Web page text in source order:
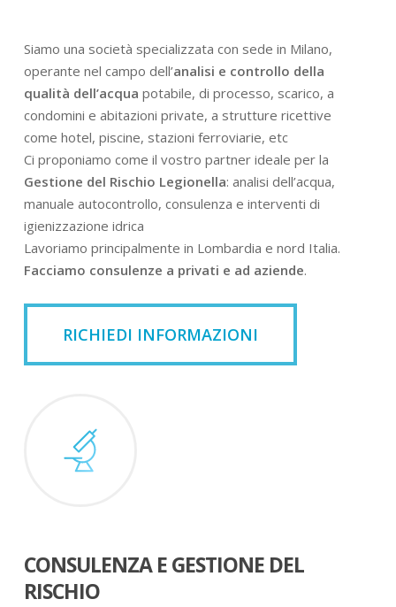
Siamo una società specializzata con sede in Milano,
operante nel campo dell’analisi e controllo della
qualità dell’acqua potabile, di processo, scarico, a
condomini e abitazioni private, a strutture ricettive
come hotel, piscine, stazioni ferroviarie, etc
Ci proponiamo come il vostro partner ideale per la
Gestione del Rischio Legionella: analisi dell’acqua,
manuale autocontrollo, consulenza e interventi di
igienizzazione idrica
Lavoriamo principalmente in Lombardia e nord Italia.
Facciamo consulenze a privati e ad aziende.
RICHIEDI INFORMAZIONI
CONSULENZA E GESTIONE DEL
RISCHIO